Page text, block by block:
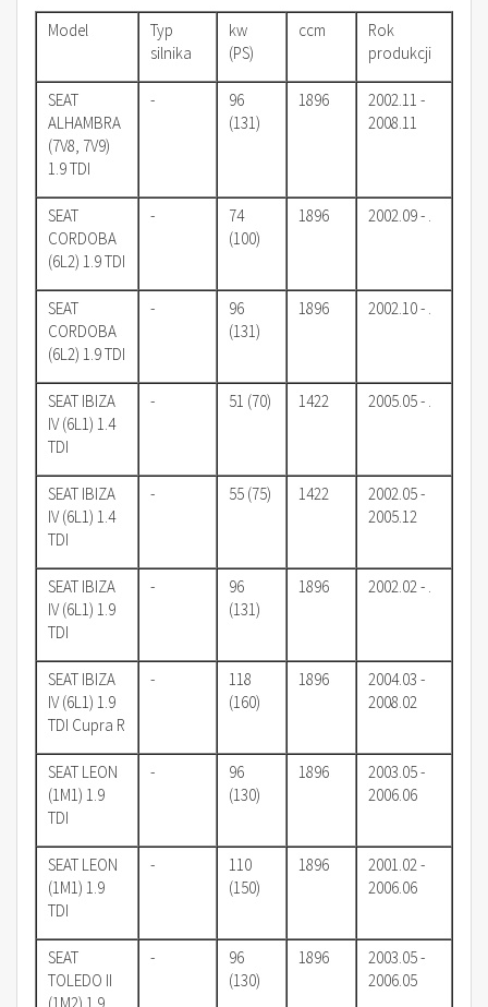
Model
Typ
silnika
kw
(PS)
ccm
Rok
produkcji
SEAT
ALHAMBRA
(7V8, 7V9)
1.9 TDI
-
96
(131)
1896
2002.11 -
2008.11
SEAT
CORDOBA
(6L2) 1.9 TDI
-
74
(100)
1896 2002.09 - .
SEAT
CORDOBA
(6L2) 1.9 TDI
-
96
(131)
1896 2002.10 - .
SEAT IBIZA
IV (6L1) 1.4
TDI
- 51 (70) 1422 2005.05 - .
SEAT IBIZA
IV (6L1) 1.4
TDI
- 55 (75) 1422
2002.05 -
2005.12
SEAT IBIZA
IV (6L1) 1.9
TDI
-
96
(131)
1896 2002.02 - .
SEAT IBIZA
IV (6L1) 1.9
TDI Cupra R
-
118
(160)
1896
2004.03 -
2008.02
SEAT LEON
(1M1) 1.9
TDI
-
96
(130)
1896
2003.05 -
2006.06
SEAT LEON
(1M1) 1.9
TDI
-
110
(150)
1896
2001.02 -
2006.06
SEAT
TOLEDO II
-
96
(130)
1896
2003.05 -
2006.05